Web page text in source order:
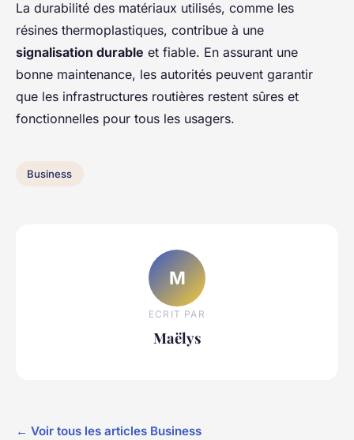
La durabilité des matériaux utilisés, comme les
résines thermoplastiques, contribue à une
signalisation durable et fiable. En assurant une
bonne maintenance, les autorités peuvent garantir
que les infrastructures routières restent sûres et
fonctionnelles pour tous les usagers.
Business
M
ECRIT PAR
Maëlys
← Voir tous les articles Business